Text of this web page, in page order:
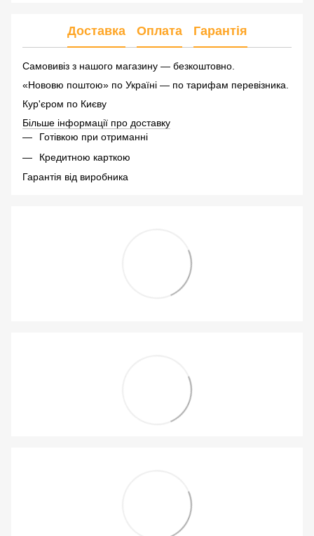
Доставка Оплата Гарантія
Самовивіз з нашого магазину — безкоштовно.
«Нововю поштою» по Україні — по тарифам перевізника.
Кур'єром по Києву
Більше інформації про доставку
Готівкою при отриманні
Кредитною карткою
Гарантія від виробника